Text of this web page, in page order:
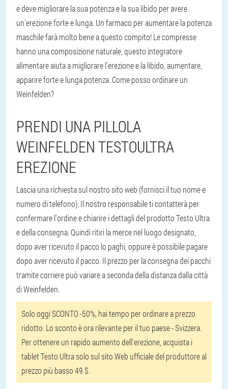
e deve migliorare la sua potenza e la sua libido per avere
un'erezione forte e lunga. Un farmaco per aumentare la potenza
maschile farà molto bene a questo compito! Le compresse
hanno una composizione naturale, questo integratore
alimentare aiuta a migliorare l'erezione e la libido, aumentare,
apparire forte e lunga potenza. Come posso ordinare un
Weinfelden?
PRENDI UNA PILLOLA
WEINFELDEN TESTOULTRA
EREZIONE
Lascia una richiesta sul nostro sito web (fornisci il tuo nome e
numero di telefono). Il nostro responsabile ti contatterà per
confermare l'ordine e chiarire i dettagli del prodotto Testo Ultra
e della consegna. Quindi ritiri la merce nel luogo designato,
dopo aver ricevuto il pacco lo paghi, oppure è possibile pagare
dopo aver ricevuto il pacco. Il prezzo per la consegna dei pacchi
tramite corriere può variare a seconda della distanza dalla città
di Weinfelden.
Solo oggi SCONTO -50%, hai tempo per ordinare a prezzo
ridotto. Lo sconto è ora rilevante per il tuo paese - Svizzera.
Per ottenere un rapido aumento dell'erezione, acquista i
tablet Testo Ultra solo sul sito Web ufficiale del produttore al
prezzo più basso 49 $.